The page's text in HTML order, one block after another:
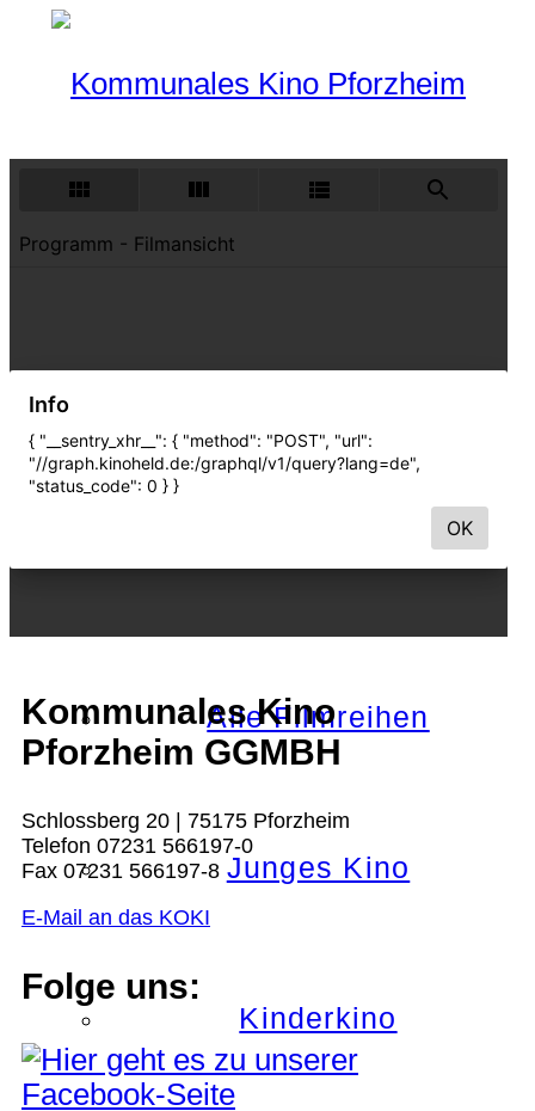
Programm
Nächster Monat
Alle Filmreihen
Junges Kino
Kinderkino
Kommunales Kino
Pforzheim GGMBH
Schlossberg 20 | 75175 Pforzheim
Telefon 07231 566197-0
Fax 07231 566197-8
E-Mail an das KOKI
Folge uns: